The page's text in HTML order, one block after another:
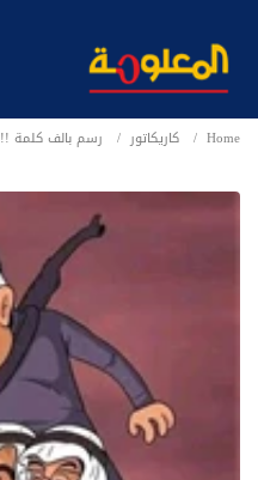
Home كاريكاتور رسم بالف كلمة !!